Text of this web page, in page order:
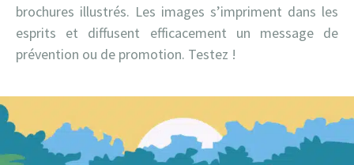
brochures illustrés. Les images s’impriment dans les
esprits et diffusent efficacement un message de
prévention ou de promotion. Testez !
Navigation
Précédent